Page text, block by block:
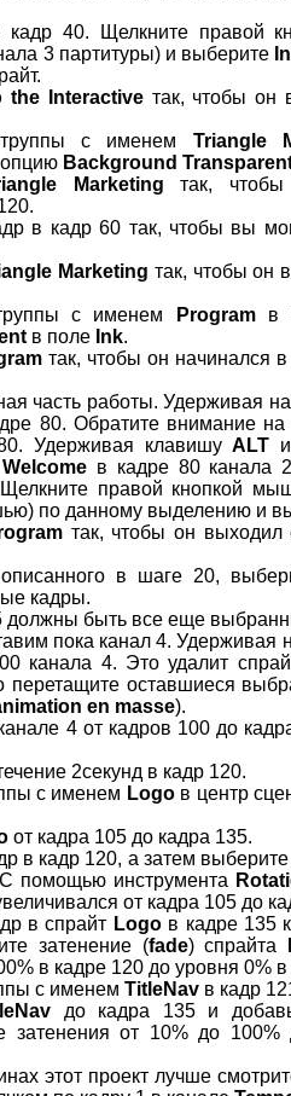
кадр 40. Щелкните правой
3 партитуры) и выберите
the Interactiveтак, чтобы он
труппы с именем Triangle
опцию Background
Marketing так,
в кадр 60 так, чтобы вы
Marketing так, чтобы он
с именем
Programв
в поле Ink.
так, чтобы он начинался
часть работы. Удерживая
80. Обратите внимание на
Удерживая клавишуALT
Welcome в кадре 80 канала
правой кнопкой
по данному выделению и
так, чтобы он
в шаге 20,
кадры.
должны быть все еще
пока канал 4. Удерживая
канала 4. Это удалит
перетащите оставшиеся
en masse).
4 от кадров 100 до
2секунд в кадр 120.
с именем Logoв центр
от кадра 105 до кадра 135.
в кадр 120, а затем
помощью инструмента
от кадра 105 до
в спрайт Logoв кадре 135
затенение (fade) спрайта
в кадре 120 до уровня 0%
с именем TitleNav в кадр
до кадра 135 и
затенения от 10% до 100%
этот проект лучше